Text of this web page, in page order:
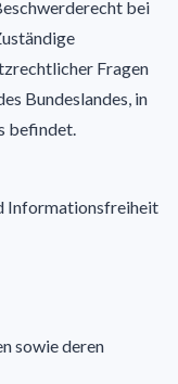
bei
Fragen
Bundeslandes, in
befindet.
Informationsfreiheit
sowie deren